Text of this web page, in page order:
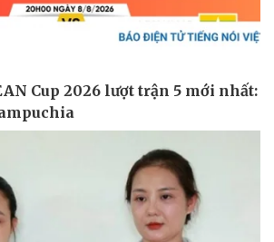
Tư vấn